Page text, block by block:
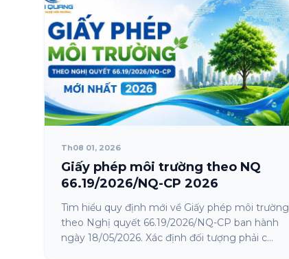
Th08 01, 2026
Giấy phép môi trường theo NQ
66.19/2026/NQ-CP 2026
Tìm hiểu quy định mới về Giấy phép môi trường
theo Nghị quyết 66.19/2026/NQ-CP ban hành
ngày 18/05/2026. Xác định đối tượng phải c...